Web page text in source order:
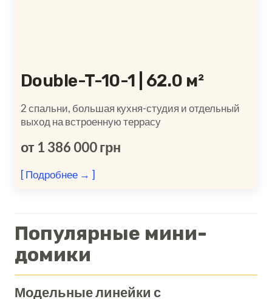
Double-T-10-1 | 62.0 м²
2 спальни, большая кухня-студия и отдельный
выход на встроенную террасу
от 1 386 000 грн
[ Подробнее → ]
Популярные мини-
домики
Модельные линейки с